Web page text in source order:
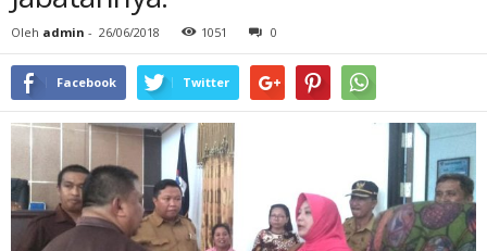
Oleh admin - 26/06/2018 1051 0
Facebook Twitter